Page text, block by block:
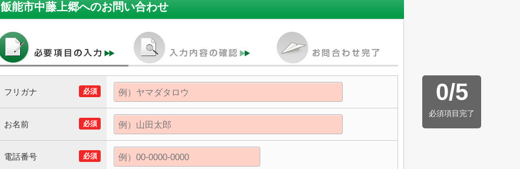
飯能市中藤上郷へのお問い合わせ
0/5
必須項目完了
必須
フリガナ
必須
お名前
必須
電話番号